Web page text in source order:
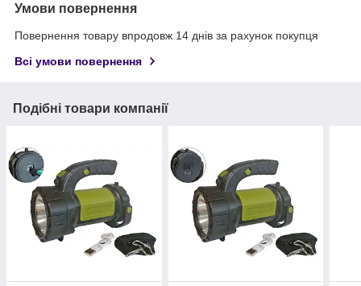
Умови повернення
Повернення товару впродовж 14 днів за рахунок покупця
Всі умови повернення
Подібні товари компанії